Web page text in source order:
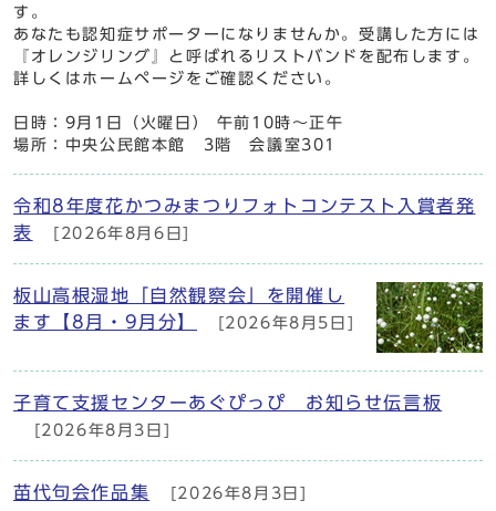
す。
あなたも認知症サポーターになりませんか。受講した方には
『オレンジリング』と呼ばれるリストバンドを配布します。
詳しくはホームページをご確認ください。
日時：9月1日（火曜日） 午前10時～正午
場所：中央公民館本館 3階 会議室301
令和8年度花かつみまつりフォトコンテスト入賞者発
表
[2026年8月6日]
板山高根湿地「自然観察会」を開催し
ます【8月・9月分】
[2026年8月5日]
子育て支援センターあぐぴっぴ お知らせ伝言板
[2026年8月3日]
苗代句会作品集 [2026年8月3日]